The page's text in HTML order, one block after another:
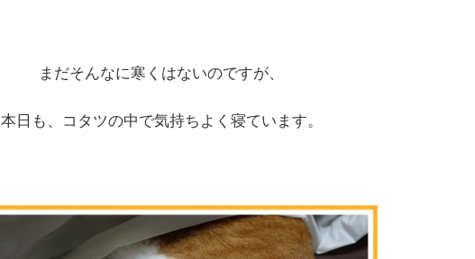
まだそんなに寒くはないのですが、
本日も、コタツの中で気持ちよく寝ています。